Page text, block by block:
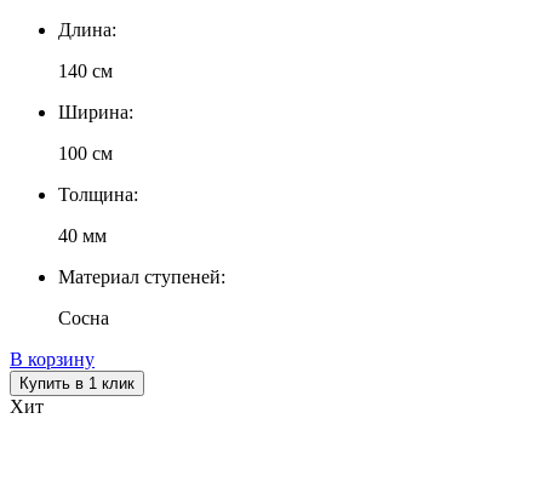
Длина:
140 см
Ширина:
100 см
Толщина:
40 мм
Материал ступеней:
Сосна
В корзину
Купить в 1 клик
Хит